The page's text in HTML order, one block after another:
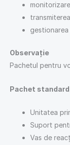
Observație
Pachetul pentru
Pachet
Unitatea
Suport
Vas de